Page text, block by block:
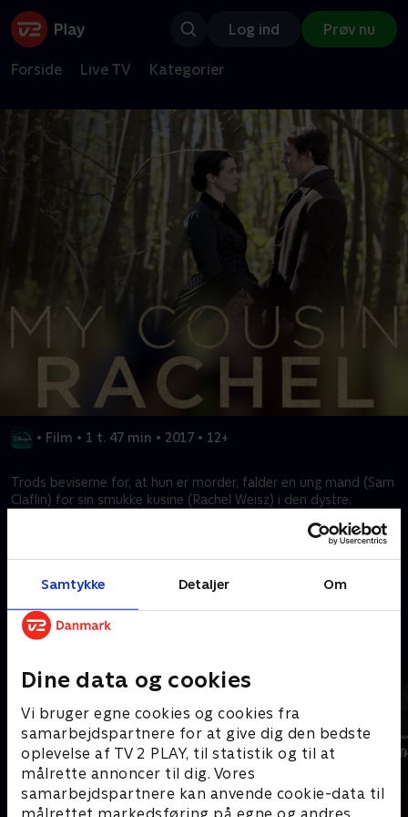
Samtykke Detaljer Om
Dine data og cookies
Vi bruger egne cookies og cookies fra
samarbejdspartnere for at give dig den bedste
oplevelse af TV 2 PLAY, til statistik og til at
målrette annoncer til dig. Vores
samarbejdspartnere kan anvende cookie-data til
Log ind Prøv nu
Forside Live TV Kategorier
• Film • 1 t. 47 min • 2017 • 12+
Trods beviserne for, at hun er morder, falder en ung mand (Sam
Claflin) for sin smukke kusine (Rachel Weisz) i den dystre,
Kræver tilkøb